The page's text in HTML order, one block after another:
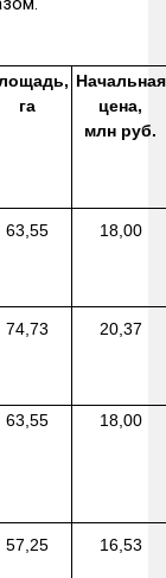
га
Начальная
цена,
млн руб.
63,55 18,00
74,73 20,37
63,55 18,00
57,25 16,53